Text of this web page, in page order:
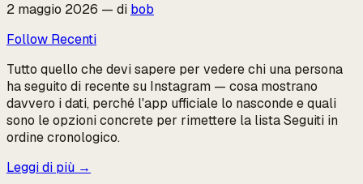
2 maggio 2026 — di bob
Follow Recenti
Tutto quello che devi sapere per vedere chi una persona
ha seguito di recente su Instagram — cosa mostrano
davvero i dati, perché l'app ufficiale lo nasconde e quali
sono le opzioni concrete per rimettere la lista Seguiti in
ordine cronologico.
Leggi di più →